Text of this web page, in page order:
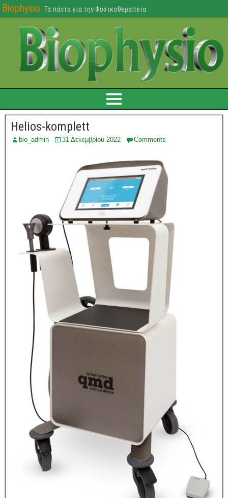
Biophysio Τα πάντα για την Φυσικοθεραπεία
Helios-komplett
bio_admin 31 Δεκεμβρίου 2022 Comments